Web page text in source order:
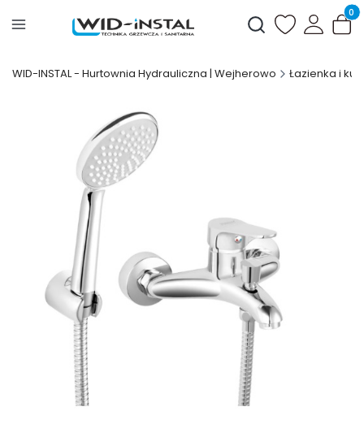
Otwórz
WID-INSTAL - Hurtownia Hydrauliczna | Wejherowo Łazienka i